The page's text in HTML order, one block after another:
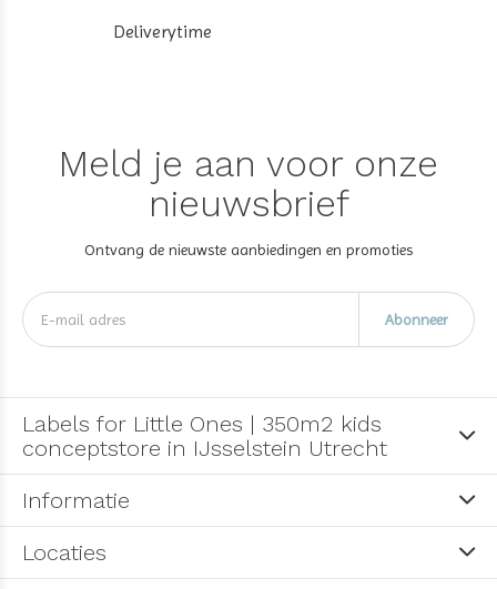
Deliverytime
Meld je aan voor onze
nieuwsbrief
Ontvang de nieuwste aanbiedingen en promoties
Abonneer
Labels for Little Ones | 350m2 kids
conceptstore in IJsselstein Utrecht
Informatie
Locaties